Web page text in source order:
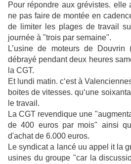
Pour répondre aux grévistes. elle
ne pas faire de montée en
de limiter les plages de travail
journée à "trois par semaine".
L’usine de moteurs de Douvrin
débrayé pendant deux heures
la CGT.
Et lundi matin. c‘est à
boites de vitesses. qu‘une
le travail.
La CGT revendique une
de 400 euros par mois" ainsi
d'achat de 6.000 euros.
Le syndicat a lancé uu appel it la
usines du groupe "car la